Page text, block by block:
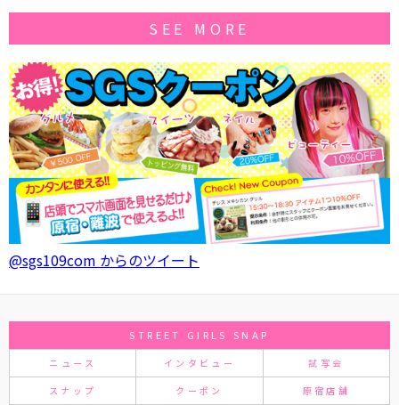
SEE MORE
@sgs109com からのツイート
STREET GIRLS SNAP
ニュース インタビュー 試写会
スナップ クーポン 原宿店舗